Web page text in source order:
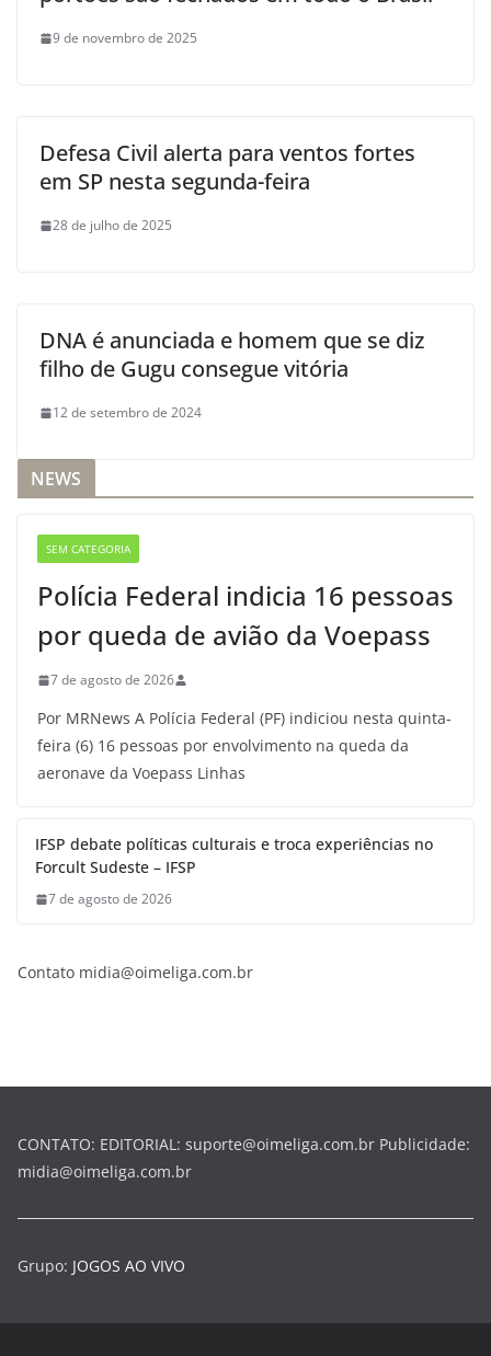
9 de novembro de 2025
Defesa Civil alerta para ventos fortes
em SP nesta segunda-feira
28 de julho de 2025
DNA é anunciada e homem que se diz
filho de Gugu consegue vitória
12 de setembro de 2024
NEWS
SEM CATEGORIA
Polícia Federal indicia 16 pessoas
por queda de avião da Voepass
7 de agosto de 2026
Por MRNews A Polícia Federal (PF) indiciou nesta quinta-
feira (6) 16 pessoas por envolvimento na queda da
aeronave da Voepass Linhas
IFSP debate políticas culturais e troca experiências no
Forcult Sudeste – IFSP
7 de agosto de 2026
Contato midia@oimeliga.com.br
CONTATO: EDITORIAL: suporte@oimeliga.com.br Publicidade:
midia@oimeliga.com.br
Grupo: JOGOS AO VIVO